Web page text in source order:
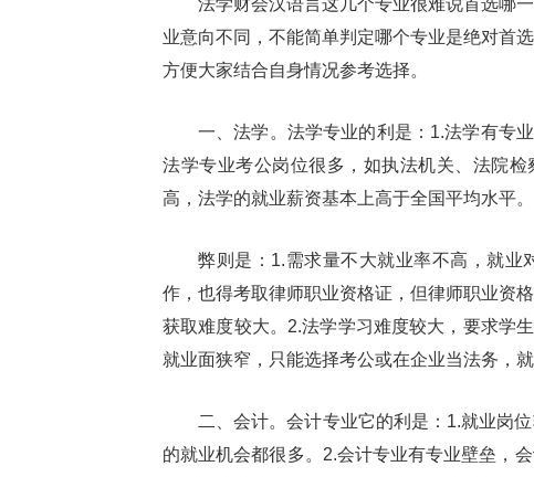
法学财会汉语言这几个专业很难说首选哪
业意向不同，不能简单判定哪个专业是绝对首
方便大家结合自身情况参考选择。
一、法学。法学专业的利是：1.法学有专
法学专业考公岗位很多，如执法机关、法院
高，法学的就业薪资基本上高于全国平均水平。
弊则是：1.需求量不大就业率不高，就业
作，也得考取律师职业资格证，但律师职业资
获取难度较大。2.法学学习难度较大，要求学
就业面狭窄，只能选择考公或在企业当法务，就
二、会计。会计专业它的利是：1.就业岗
的就业机会都很多。2.会计专业有专业壁垒，